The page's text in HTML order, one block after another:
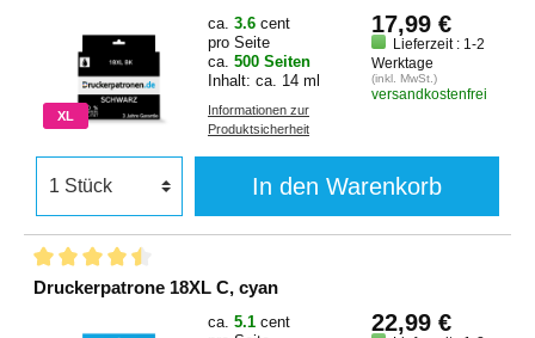
XL
ca. 3.6 cent
pro Seite
ca. 500 Seiten
Inhalt: ca. 14 ml
Informationen zur
Produktsicherheit
17,99 €
Lieferzeit : 1-2
Werktage
(inkl. MwSt.)
versandkostenfrei
In den Warenkorb
Druckerpatrone 18XL C, cyan
ca. 5.1 cent
22,99 €